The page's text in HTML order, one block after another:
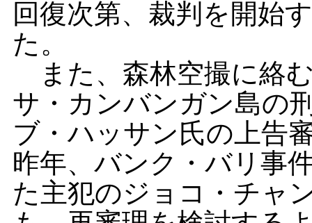
回復次第、裁判を開始
た。
また、森林空撮に絡
サ・カンバンガン島の
ブ・ハッサン氏の上告
昨年、バンク・バリ事
た主犯のジョコ・チャ